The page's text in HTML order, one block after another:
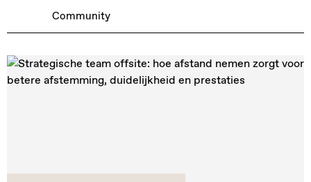
Community
COMMUNITY
Zoek een nieuws, een activiteit...